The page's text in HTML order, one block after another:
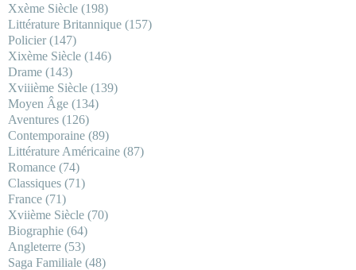
Xxème Siècle (198)
Littérature Britannique (157)
Policier(147)
Xixème Siècle (146)
Drame (143)
Xviiième Siècle (139)
Moyen Âge (134)
Aventures (126)
Contemporaine (89)
Littérature Américaine (87)
Romance (74)
Classiques (71)
France (71)
Xviième Siècle (70)
Biographie (64)
Angleterre (53)
Saga Familiale (48)